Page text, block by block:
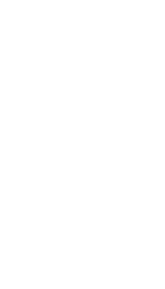
105,00 € à 587,00 €